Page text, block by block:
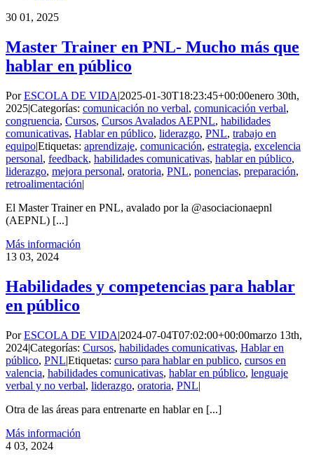
30 01, 2025
Master Trainer en PNL- Mucho más que
hablar en público
PorESCOLA DE VIDA|2025-01-30T18:23:45+00:00enero 30th,
2025|Categorías: comunicación no verbal, comunicación verbal,
congruencia, Cursos, Cursos Avalados AEPNL, habilidades
comunicativas, Hablar en público, liderazgo, PNL, trabajo en
equipo|Etiquetas: aprendizaje, comunicación, estrategia, excelencia
personal, feedback, habilidades comunicativas, hablar en público,
liderazgo, mejora personal, oratoria, PNL, ponencias, preparación,
retroalimentación|
El Master Trainer en PNL, avalado por la @asociacionaepnl
(AEPNL) [...]
Más información
13 03, 2024
Habilidades y competencias para hablar
en público
PorESCOLA DE VIDA|2024-07-04T07:02:00+00:00marzo 13th,
2024|Categorías: Cursos, habilidades comunicativas, Hablar en
público, PNL|Etiquetas: curso para hablar en publico, cursos en
valencia, habilidades comunicativas, hablar en público, lenguaje
verbal y no verbal, liderazgo, oratoria, PNL|
Otra de las áreas para entrenarte en hablar en [...]
Más información
4 03, 2024